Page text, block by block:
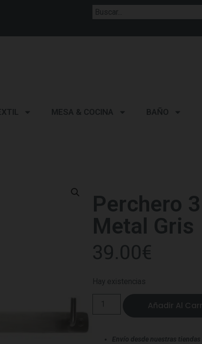
MESA & COCINA BAÑO
Perchero
Metal Gris
39.00€
Hay existencias
Añadir Al
Envío desde nuestras